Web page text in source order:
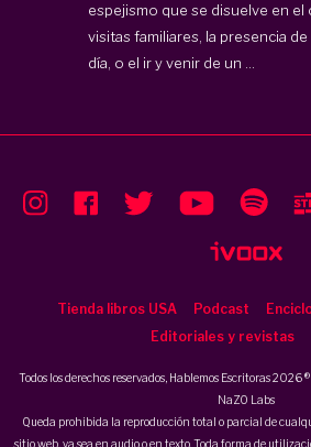
espejismo que se disuelve en el
visitas familiares, la presencia
día, o el ir y venir de un ...
Tienda libros USA Podcast
Editoriales y revistas
Todos los derechos reservados, Hablemos Escritoras 2026
NaZO Labs
Queda prohibida la reproducción total o parcial de
sitio web, ya sea en audio o en texto. Toda forma de